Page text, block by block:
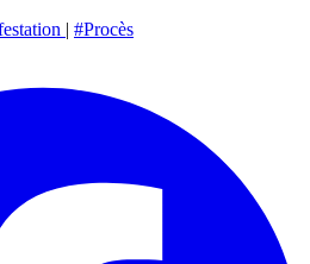
| #Procès